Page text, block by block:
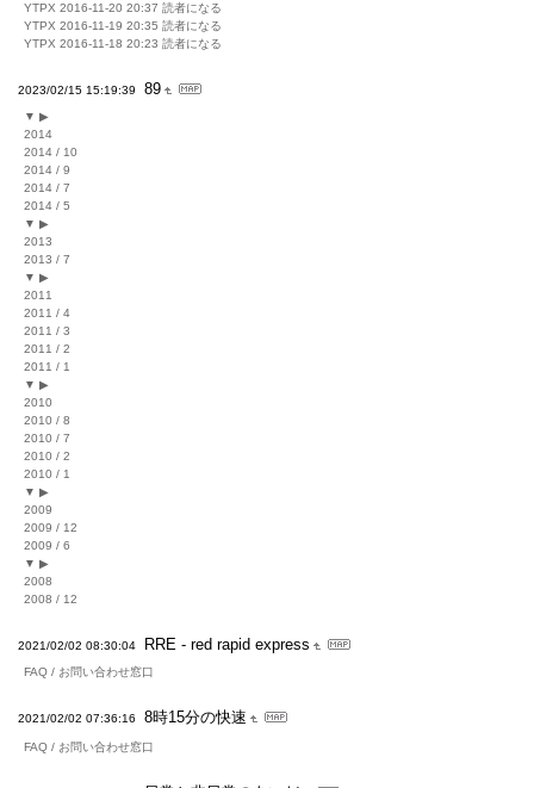
YTPX 2016-11-20 20:37 読者になる
YTPX 2016-11-19 20:35 読者になる
YTPX 2016-11-18 20:23 読者になる
2023/02/15 15:19:39 89
▼ ▶
2014
2014 / 10
2014 / 9
2014 / 7
2014 / 5
▼ ▶
2013
2013 / 7
▼ ▶
2011
2011 / 4
2011 / 3
2011 / 2
2011 / 1
▼ ▶
2010
2010 / 8
2010 / 7
2010 / 2
2010 / 1
▼ ▶
2009
2009 / 12
2009 / 6
▼ ▶
2008
2008 / 12
2021/02/02 08:30:04 RRE - red rapid express
FAQ / お問い合わせ窓口
2021/02/02 07:36:16 8時15分の快速
FAQ / お問い合わせ窓口